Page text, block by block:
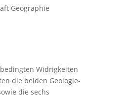
Geographie
Widrigkeiten
die beiden Geologie-
die sechs